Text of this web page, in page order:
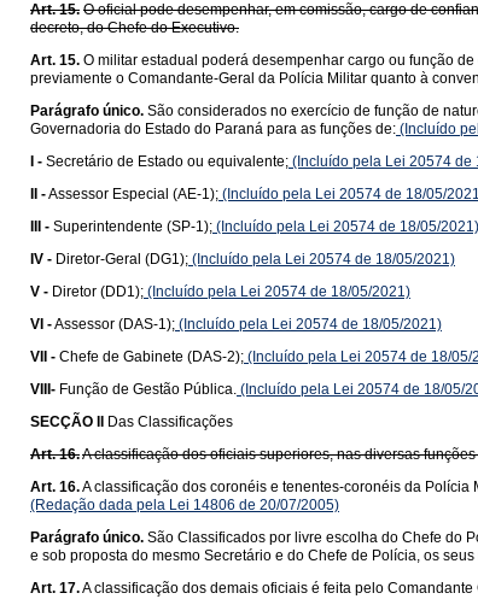
Art. 15. O oficial pode desempenhar, em comissão, cargo de
decreto, do Chefe do Executivo.
Art. 15. O militar estadual poderá desempenhar cargo ou função
previamente o Comandante-Geral da Polícia Militar quanto à
Parágrafo único. São considerados no exercício de função de
Governadoria do Estado do Paraná para as funções de: (Incluído
I - Secretário de Estado ou equivalente; (Incluído pela Lei 20574 de
II -Assessor Especial (AE-1); (Incluído pela Lei 20574 de 18/05/
III - Superintendente (SP-1); (Incluído pela Lei 20574 de 18/05/2021)
IV - Diretor-Geral (DG1); (Incluído pela Lei 20574 de 18/05/2021)
V - Diretor (DD1); (Incluído pela Lei 20574 de 18/05/2021)
VI -Assessor (DAS-1); (Incluído pela Lei 20574 de 18/05/2021)
VII - Chefe de Gabinete (DAS-2); (Incluído pela Lei 20574 de 18/05/
VIII- Função de Gestão Pública. (Incluído pela Lei 20574 de 18/05/
SECÇÃO II
Das Classificações
Art. 16.A classificação dos oficiais superiores, nas diversas
Art. 16.A classificação dos coronéis e tenentes-coronéis da
(Redação dada pela Lei 14806 de 20/07/2005)
Parágrafo único. São Classificados por livre escolha do Chefe do
e sob proposta do mesmo Secretário e do Chefe de Polícia, os
Art. 17.A classificação dos demais oficiais é feita pelo Comandante